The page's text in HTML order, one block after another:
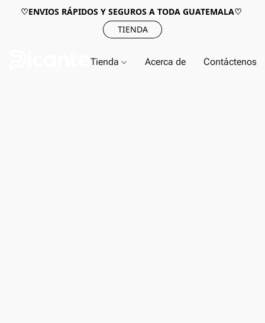
♡ENVIOS RÁPIDOS Y SEGUROS A TODA GUATEMALA♡
TIENDA
Tienda Acerca de Contáctenos